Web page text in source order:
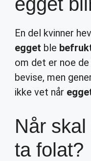
En del kvinner
egget ble
om det er noe
bevise, men
ikke vet når
Når
ta folat?